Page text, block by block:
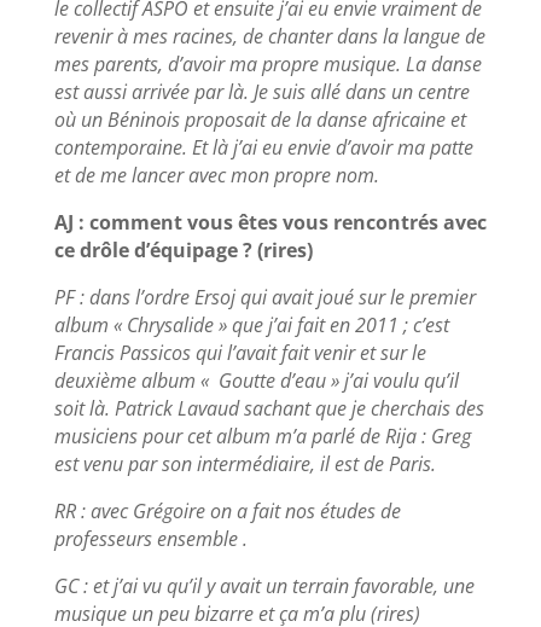
le collectif ASPO et ensuite j’ai eu envie vraiment de
revenir à mes racines, de chanter dans la langue de
mes parents, d’avoir ma propre musique. La danse
est aussi arrivée par là. Je suis allé dans un centre
où un Béninois proposait de la danse africaine et
contemporaine. Et là j’ai eu envie d’avoir ma patte
et de me lancer avec mon propre nom.
AJ : comment vous êtes vous rencontrés avec
ce drôle d’équipage ? (rires)
PF : dans l’ordre Ersoj qui avait joué sur le premier
album « Chrysalide » que j’ai fait en 2011 ; c’est
Francis Passicos qui l’avait fait venir et sur le
deuxième album « Goutte d’eau » j’ai voulu qu’il
soit là. Patrick Lavaud sachant que je cherchais des
musiciens pour cet album m’a parlé de Rija : Greg
est venu par son intermédiaire, il est de Paris.
RR : avec Grégoire on a fait nos études de
professeurs ensemble .
GC : et j’ai vu qu’il y avait un terrain favorable, une
musique un peu bizarre et ça m’a plu (rires)